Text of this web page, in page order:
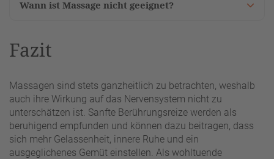
Wann ist Massage nicht geeignet?
Fazit
Massagen sind stets ganzheitlich zu betrachten, weshalb
auch ihre Wirkung auf das Nervensystem nicht zu
unterschätzen ist. Sanfte Berührungsreize werden als
beruhigend empfunden und können dazu beitragen, dass
sich mehr Gelassenheit, innere Ruhe und ein
ausgeglichenes Gemüt einstellen. Als wohltuende